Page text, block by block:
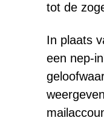
tot de
In plaats
een nep-